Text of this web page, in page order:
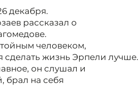
декабря.
рассказал о
человеком,
жизнь Эрпели лучше.
он слушал и
брал на себя